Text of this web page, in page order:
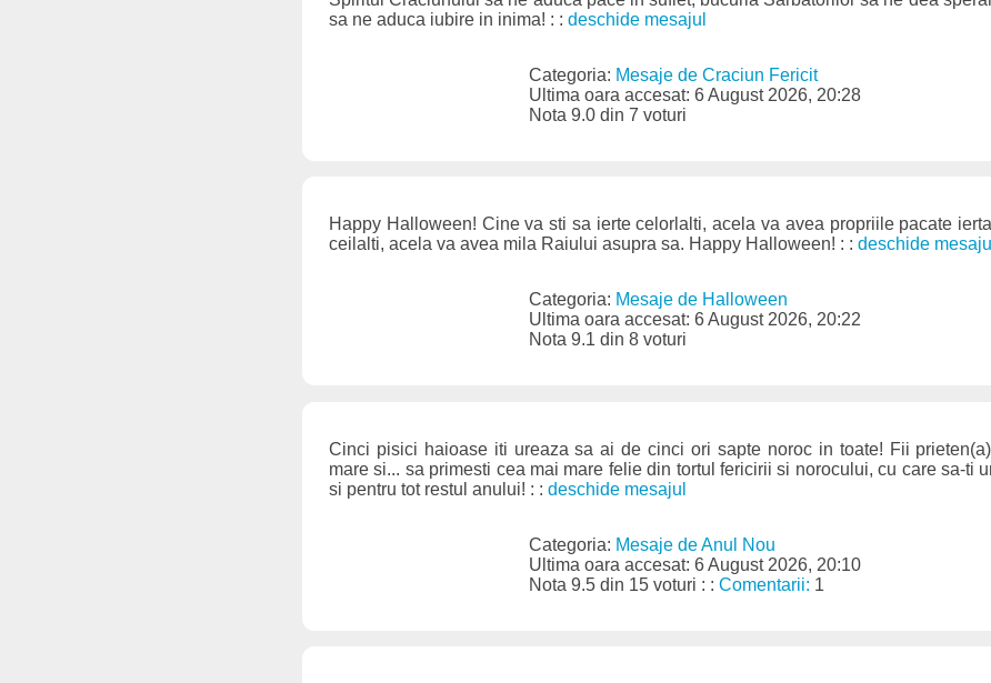
sa ne aduca iubire in inima! : : deschide mesajul
Categoria: Mesaje de Craciun Fericit
Ultima oara accesat: 6 August 2026, 20:28
Nota 9.0 din 7 voturi
Happy Halloween! Cine va sti sa ierte celorlalti, acela va avea propriile pacate
ceilalti, acela va avea mila Raiului asupra sa. Happy Halloween! : : deschide mesajul
Categoria: Mesaje de Halloween
Ultima oara accesat: 6 August 2026, 20:22
Nota 9.1 din 8 voturi
Cinci pisici haioase iti ureaza sa ai de cinci ori sapte noroc in toate! Fii
mare si... sa primesti cea mai mare felie din tortul fericirii si norocului, cu care sa-ti
si pentru tot restul anului! : : deschide mesajul
Categoria: Mesaje de Anul Nou
Ultima oara accesat: 6 August 2026, 20:10
Nota 9.5 din 15 voturi : :Comentarii: 1